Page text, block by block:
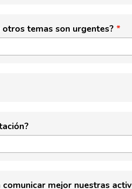
temas son urgentes?
mejor nuestras